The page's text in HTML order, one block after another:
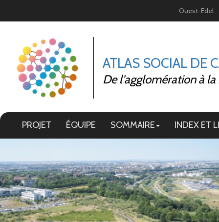
Ouest-Edel
ATLAS SOCIAL DE
De l'agglomération à
PROJET ÉQUIPE SOMMAIRE INDEX ET